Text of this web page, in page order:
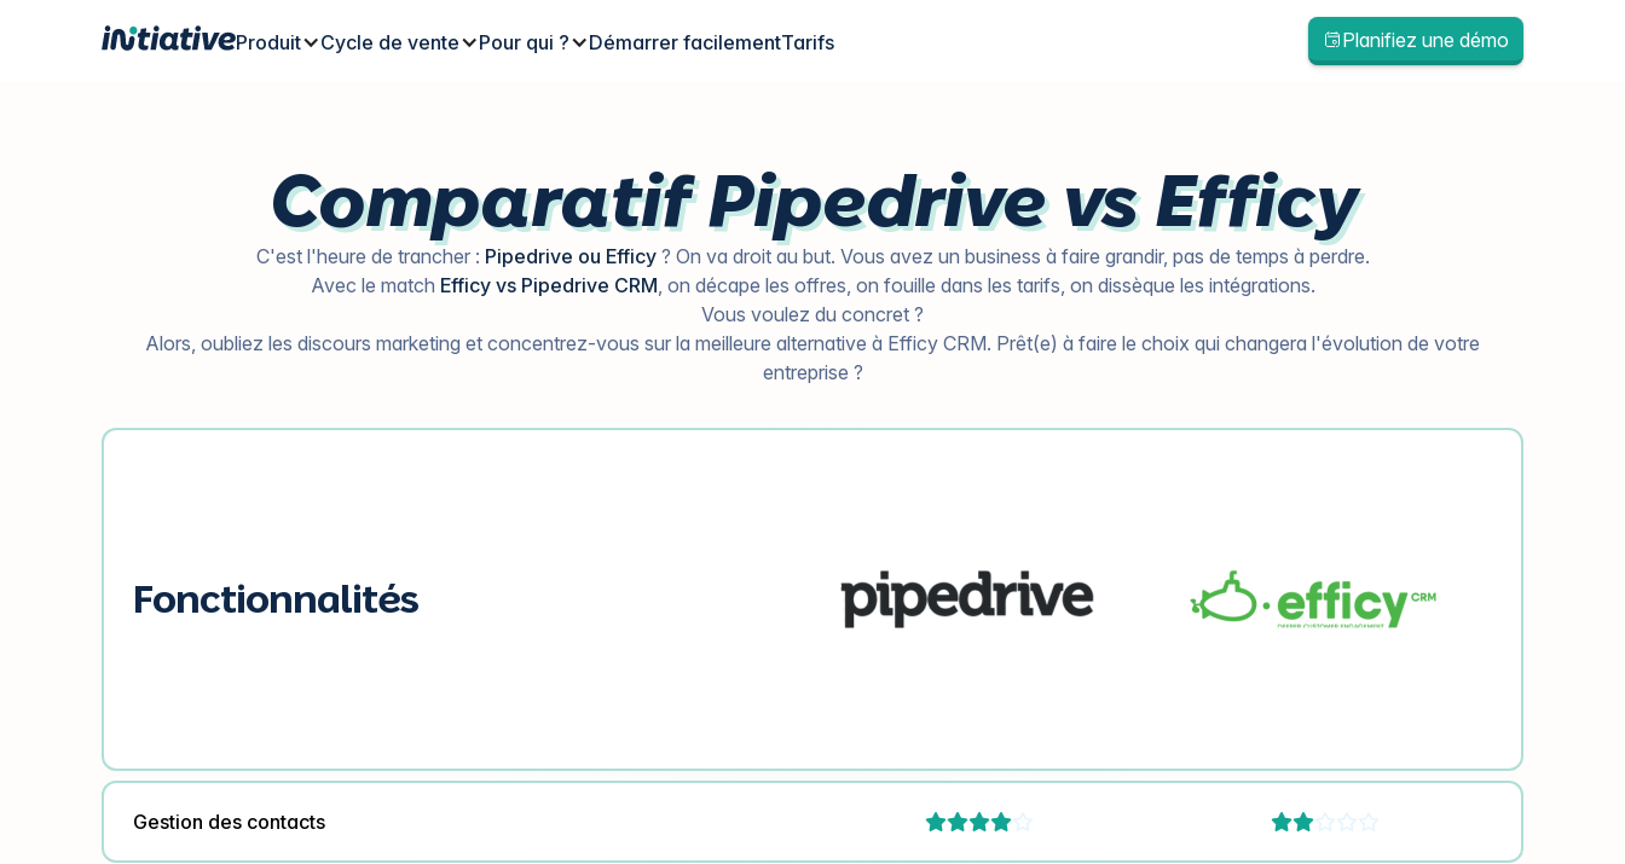
Produit Cycle de vente Pour qui ? Démarrer facilementTarifs Planifiez une démo
Comparatif Pipedrive vs Efficy
C'est l'heure de trancher : Pipedrive ou Efficy? On va droit au but. Vous avez un business à faire grandir, pas de temps à perdre.
Avec le match Efficy vs Pipedrive CRM, on décape les offres, on fouille dans les tarifs, on dissèque les intégrations.
Vous voulez du concret ?
Alors, oubliez les discours marketing et concentrez-vous sur la meilleure alternative à Efficy CRM. Prêt(e) à faire le choix qui changera l'évolution de votre
entreprise ?
Fonctionnalités
Gestion des contacts  